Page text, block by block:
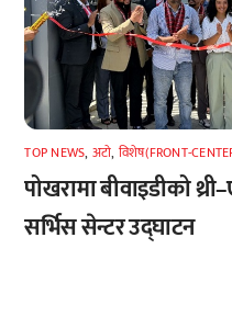
TOP NEWS, अटाे, विशेष(FRONT-
पोखरामा बीवाइडीको
सर्भिस सेन्टर उद्घाटन